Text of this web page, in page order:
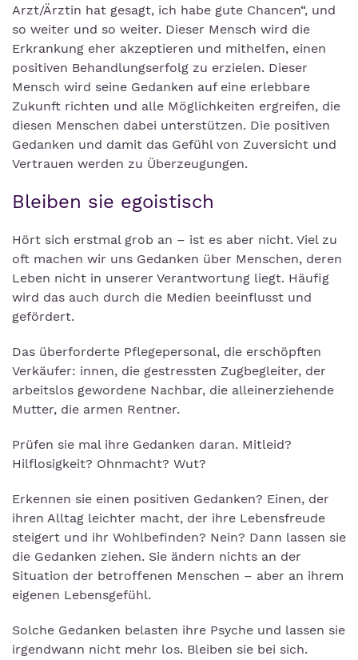
Arzt/Ärztin hat gesagt, ich habe gute Chancen“, und
so weiter und so weiter. Dieser Mensch wird die
Erkrankung eher akzeptieren und mithelfen, einen
positiven Behandlungserfolg zu erzielen. Dieser
Mensch wird seine Gedanken auf eine erlebbare
Zukunft richten und alle Möglichkeiten ergreifen, die
diesen Menschen dabei unterstützen. Die positiven
Gedanken und damit das Gefühl von Zuversicht und
Vertrauen werden zu Überzeugungen.
Bleiben sie egoistisch
Hört sich erstmal grob an – ist es aber nicht. Viel zu
oft machen wir uns Gedanken über Menschen, deren
Leben nicht in unserer Verantwortung liegt. Häufig
wird das auch durch die Medien beeinflusst und
gefördert.
Das überforderte Pflegepersonal, die erschöpften
Verkäufer: innen, die gestressten Zugbegleiter, der
arbeitslos gewordene Nachbar, die alleinerziehende
Mutter, die armen Rentner.
Prüfen sie mal ihre Gedanken daran. Mitleid?
Hilflosigkeit? Ohnmacht? Wut?
Erkennen sie einen positiven Gedanken? Einen, der
ihren Alltag leichter macht, der ihre Lebensfreude
steigert und ihr Wohlbefinden? Nein? Dann lassen sie
die Gedanken ziehen. Sie ändern nichts an der
Situation der betroffenen Menschen – aber an ihrem
eigenen Lebensgefühl.
Solche Gedanken belasten ihre Psyche und lassen sie
irgendwann nicht mehr los. Bleiben sie bei sich.